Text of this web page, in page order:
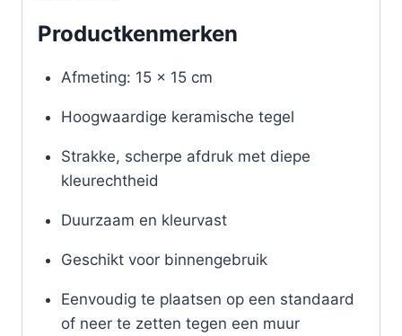
Productkenmerken
Afmeting: 15 x 15 cm
Hoogwaardige keramische tegel
Strakke, scherpe afdruk met diepe
kleurechtheid
Duurzaam en kleurvast
Geschikt voor binnengebruik
Eenvoudig te plaatsen op een standaard
of neer te zetten tegen een muur